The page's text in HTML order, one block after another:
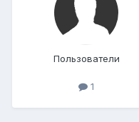
Пользователи
1